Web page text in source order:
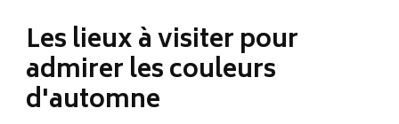
Les lieux à visiter pour
admirer les couleurs
d'automne